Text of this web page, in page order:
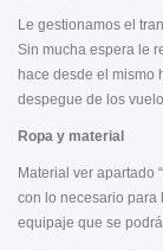
Le gestionamos el
Sin mucha espera le
hace desde el mismo
despegue de los
Ropa y material
Material ver apartado
con lo necesario para
equipaje que se